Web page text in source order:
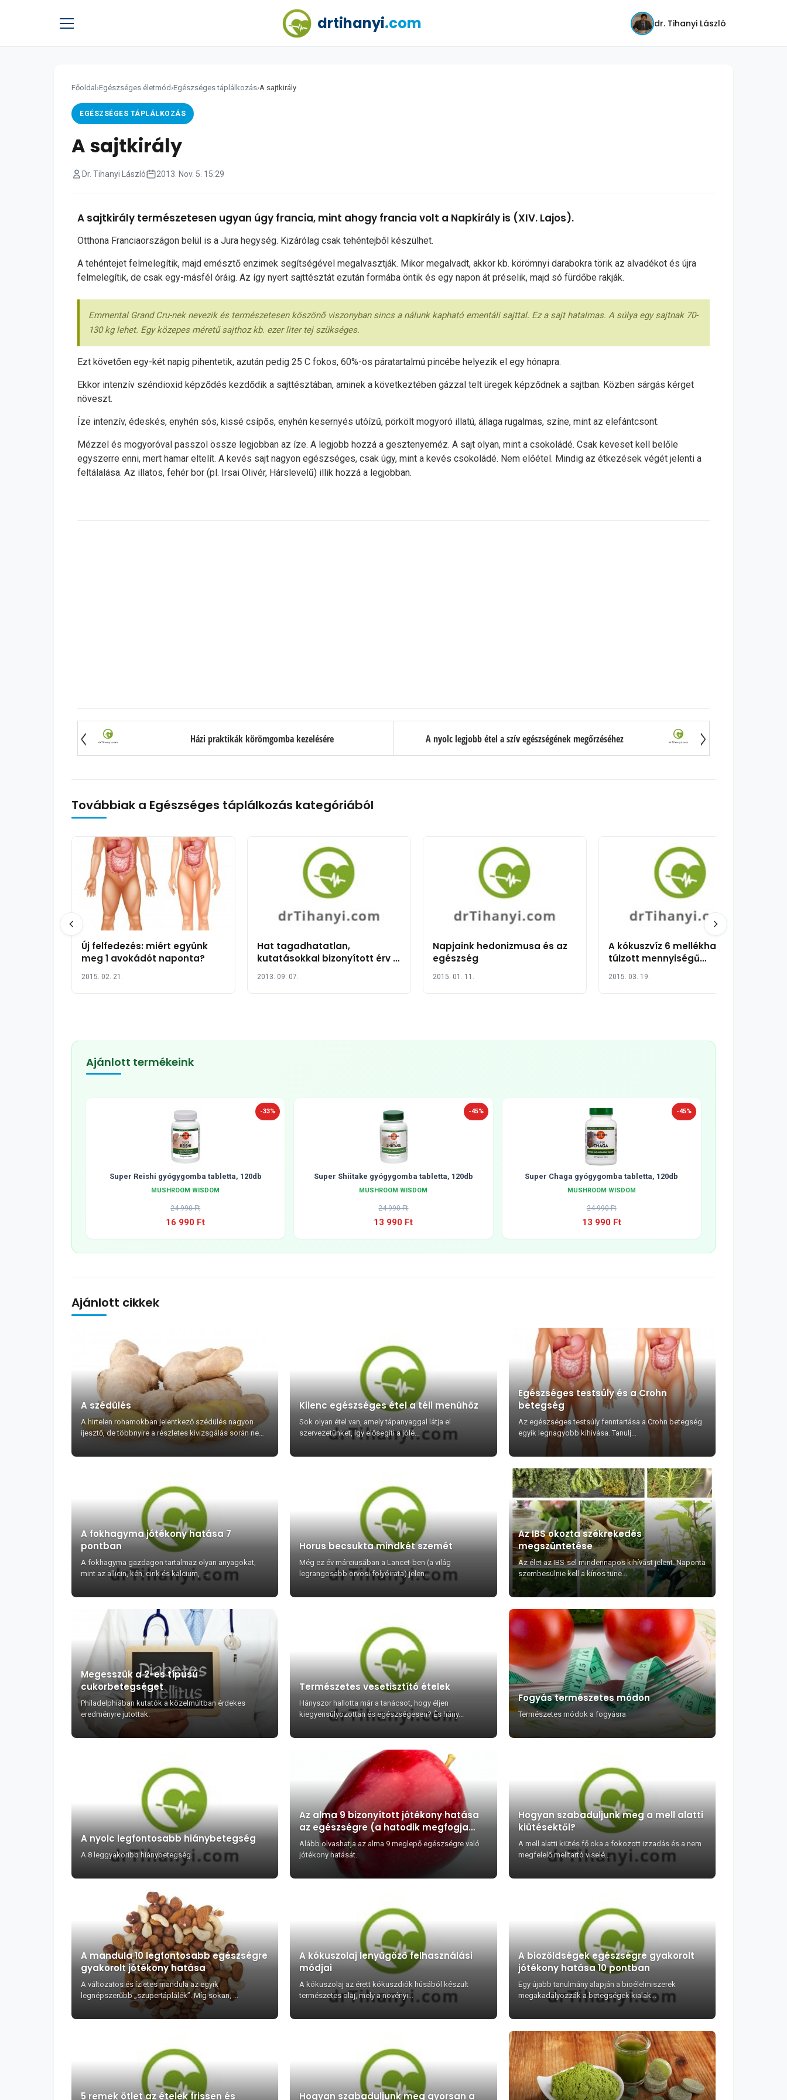
drtihanyi.com dr. Tihanyi László
Főoldal ›Egészséges életmód ›Egészséges táplálkozás›A sajtkirály
EGÉSZSÉGES TÁPLÁLKOZÁS
A sajtkirály
Dr. Tihanyi László 2013. Nov. 5. 15:29
A sajtkirály természetesen ugyan úgy francia, mint ahogy francia volt a Napkirály is (XIV. Lajos).
Otthona Franciaországon belül is a Jura hegység. Kizárólag csak tehéntejből készülhet.
A tehéntejet felmelegítik, majd emésztő enzimek segítségével megalvasztják. Mikor megalvadt, akkor kb. körömnyi darabokra törik az alvadékot és újra
felmelegítik, de csak egy-másfél óráig. Az így nyert sajttésztát ezután formába öntik és egy napon át préselik, majd só fürdőbe rakják.
Emmental Grand Cru-nek nevezik és természetesen köszönő viszonyban sincs a nálunk kapható ementáli sajttal. Ez a sajt hatalmas. A súlya egy sajtnak 70-
130 kg lehet. Egy közepes méretű sajthoz kb. ezer liter tej szükséges.
Ezt követően egy-két napig pihentetik, azután pedig 25 C fokos, 60%-os páratartalmú pincébe helyezik el egy hónapra.
Ekkor intenzív széndioxid képződés kezdődik a sajttésztában, aminek a következtében gázzal telt üregek képződnek a sajtban. Közben sárgás kérget
növeszt.
Íze intenzív, édeskés, enyhén sós, kissé csípős, enyhén kesernyés utóízű, pörkölt mogyoró illatú, állaga rugalmas, színe, mint az elefántcsont.
Mézzel és mogyoróval passzol össze legjobban az íze. A legjobb hozzá a gesztenyeméz. A sajt olyan, mint a csokoládé. Csak keveset kell belőle
egyszerre enni, mert hamar eltelít. A kevés sajt nagyon egészséges, csak úgy, mint a kevés csokoládé. Nem előétel. Mindig az étkezések végét jelenti a
feltálalása. Az illatos, fehér bor (pl. Irsai Olivér, Hárslevelű) illik hozzá a legjobban.
Házi praktikák körömgomba kezelésére A nyolc legjobb étel a szív egészségének megőrzéséhez
Továbbiak a Egészséges táplálkozás kategóriából
Új felfedezés: miért együnk
meg 1 avokádót naponta?
2015. 02. 21.
Hat tagadhatatlan,
kutatásokkal bizonyított érv a
mellett
2013. 09. 07.
Napjaink hedonizmusa és az
egészség
2015. 01. 11.
A kókuszvíz 6 mellékhatása
túlzott mennyiségű
2015. 03. 19.
Ajánlott termékeink
-33%
Super Reishi gyógygomba tabletta, 120db
MUSHROOM WISDOM
24 990 Ft
16 990 Ft
-45%
Super Shiitake gyógygomba tabletta, 120db
MUSHROOM WISDOM
24 990 Ft
13 990 Ft
-45%
Super Chaga gyógygomba tabletta, 120db
MUSHROOM WISDOM
24 990 Ft
13 990 Ft
Ajánlott cikkek
A szédülés
A hirtelen rohamokban jelentkező szédülés nagyon
ijesztő, de többnyire a részletes kivizsgálás során nem
találnak semmi szervi okot és ekkor a beteg meg...
Kilenc egészséges étel a téli menühöz
Sok olyan étel van, amely tápanyaggal látja el
szervezetünket, így elősegíti a jólé...
Egészséges testsúly és a Crohn
betegség
Az egészséges testsúly fenntartása a Crohn betegség
egyik legnagyobb kihívása. Tanulj...
A fokhagyma jótékony hatása 7
pontban
A fokhagyma gazdagon tartalmaz olyan anyagokat,
mint az allicin, kén, cink és kalcium, ...
Horus becsukta mindkét szemét
Még ez év márciusában a Lancet-ben (a világ
legrangosabb orvosi folyóirata) jelen...
Az IBS okozta székrekedés
megszüntetése
Az élet az IBS-sel mindennapos kihívást jelent. Naponta
szembesülnie kell a kínos tüne...
Megesszük a 2-es típusú
cukorbetegséget
Philadelphiában kutatók a közelmúltban érdekes
eredményre jutottak.
Természetes vesetisztító ételek
Hányszor hallotta már a tanácsot, hogy éljen
kiegyensúlyozottan és egészségesen? És hány...
Fogyás természetes módon
Természetes módok a fogyásra
A nyolc legfontosabb hiánybetegség
A 8 leggyakoribb hiánybetegség.
Az alma 9 bizonyított jótékony hatása
az egészségre (a hatodik megfogja
lepni)
Alább olvashatja az alma 9 meglepő egészségre való
jótékony hatását.
Hogyan szabaduljunk meg a mell alatti
kiütésektől?
A mell alatti kiütés fő oka a fokozott izzadás és a nem
megfelelő melltartó viselé...
A mandula 10 legfontosabb egészségre
gyakorolt jótékony hatása
A változatos és ízletes mandula az egyik
legnépszerűbb „szupertáplálék”. Míg sokan, ...
A kókuszolaj lenyűgöző felhasználási
módjai
A kókuszolaj az érett kókuszdiók húsából készült
természetes olaj, mely a növényi...
A biozöldségek egészségre gyakorolt
jótékony hatása 10 pontban
Egy újabb tanulmány alapján a bioélelmiszerek
megakadályozzák a betegségek kialak...
5 remek ötlet az ételek frissen és Hogyan szabaduljunk meg gyorsan a